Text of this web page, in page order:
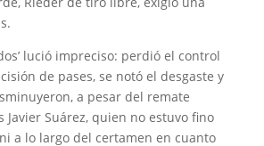
lució impreciso: perdió el control
de pases, se notó el desgaste y
a pesar del remate
Javier Suárez, quien no estuvo fino
a lo largo del certamen en cuanto